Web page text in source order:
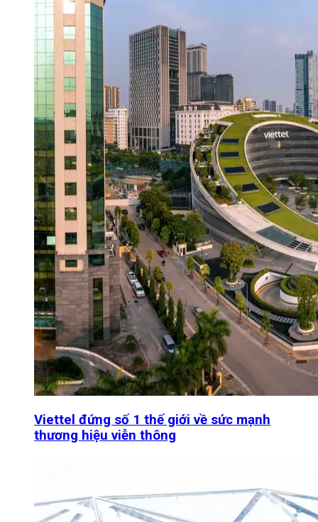
Viettel đứng số 1 thế giới về sức mạnh
thương hiệu viễn thông